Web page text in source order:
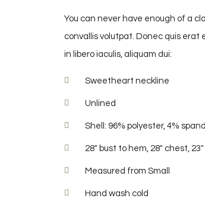
You can never have enough of a
convallis volutpat. Donec quis erat
in libero iaculis, aliquam dui:
Sweetheart neckline
Unlined
Shell: 96% polyester, 4%
28″ bust to hem, 28″ chest,
Measured from Small
Hand wash cold